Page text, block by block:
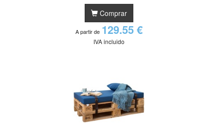
Comprar
A partir de 129.55 €
IVA incluido